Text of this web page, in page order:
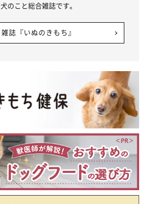
犬のこと総合雑誌です。
雑誌『いぬのきもち』